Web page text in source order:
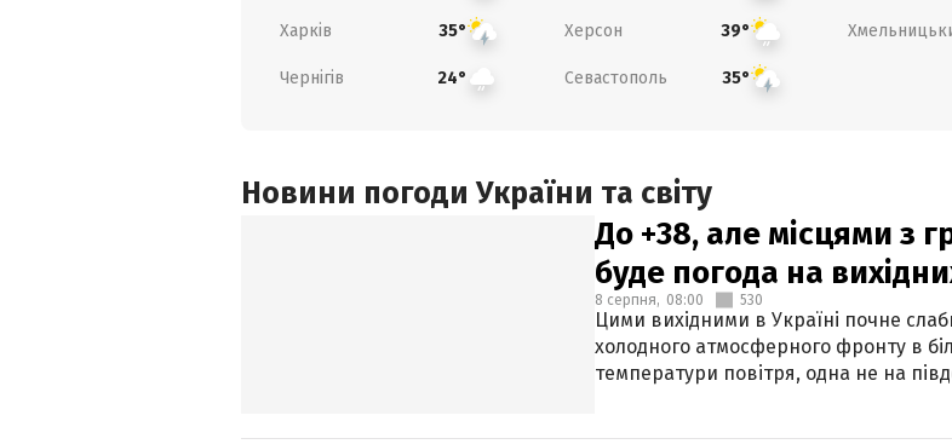
Харків 35° Херсон 39°
Чернігів 24° Севастополь 35°
Новини погоди України та світу
До +38, але місцями з
буде погода на
8 серпня, 08:00 530
Цими вихідними в Україні почне
холодного атмосферного фронту в
температури повітря, одна не на